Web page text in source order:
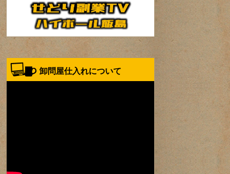
卸問屋仕入れについて